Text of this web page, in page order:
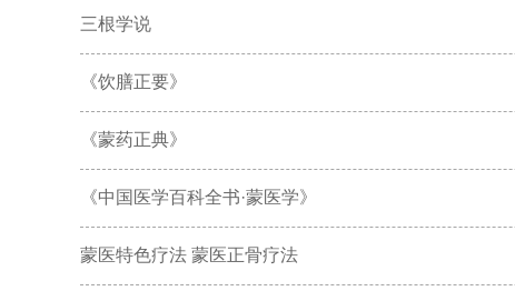
三根学说
《饮膳正要》
《蒙药正典》
《中国医学百科全书·蒙医学》
蒙医特色疗法 蒙医正骨疗法